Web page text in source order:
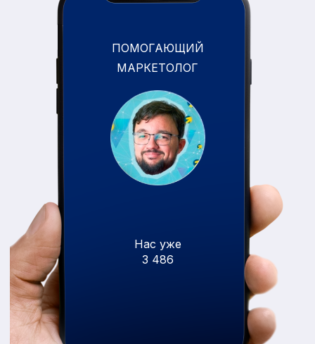
Нас уже
3 486
ПОМОГАЮЩИЙ
МАРКЕТОЛОГ